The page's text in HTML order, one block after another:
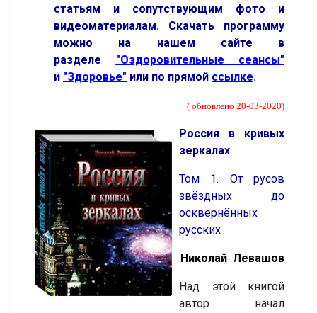
статьям и сопутствующим фото и
видеоматериалам. Скачать программу
можно на нашем сайте в
разделе
"Оздоровительные сеансы"
и "Здоровье" или по прямой ссылке.
( обновлено 20-03-2020)
Россия в кривых
зеркалах
Том 1. От русов
звёздных до
осквернённых
русских
Николай Левашов
Над этой книгой
автор начал